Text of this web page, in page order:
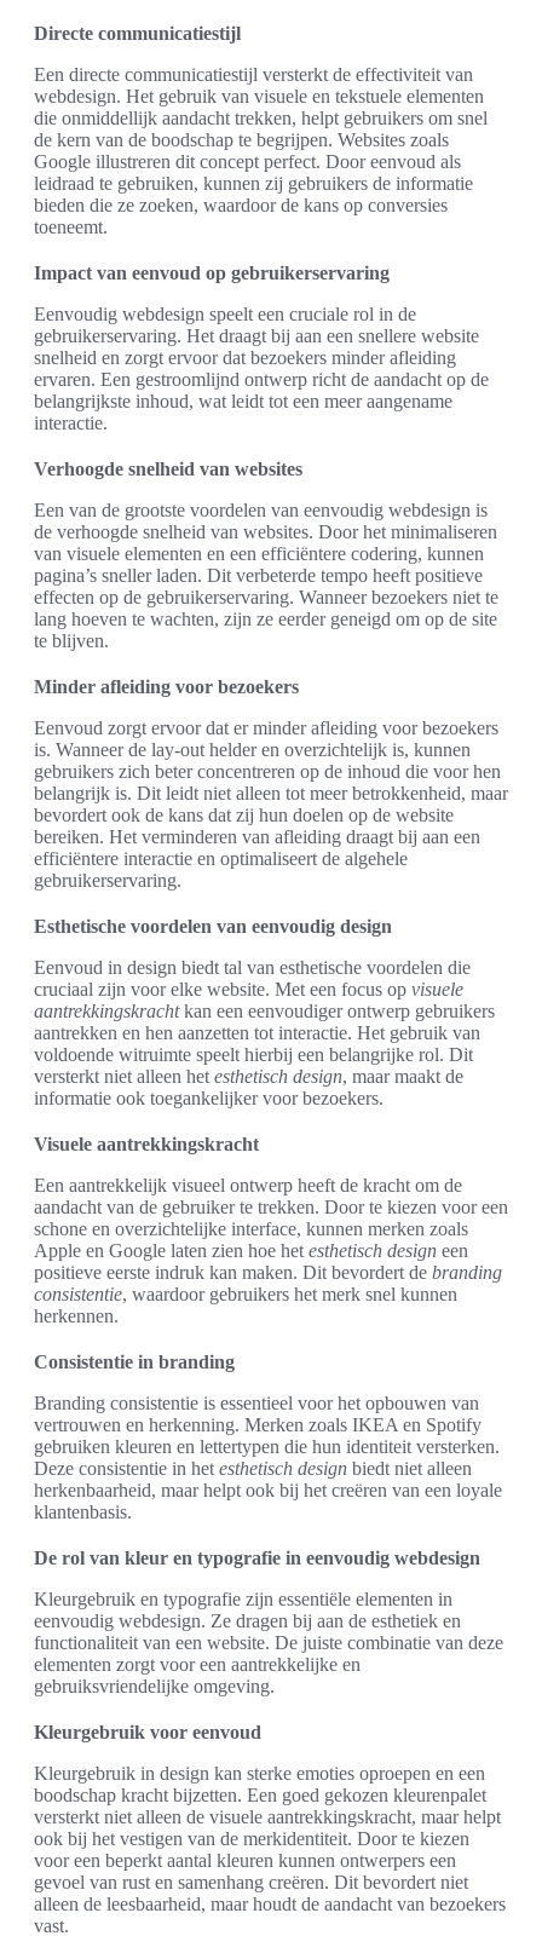
Directe communicatiestijl
Een directe communicatiestijl versterkt de effectiviteit van
webdesign. Het gebruik van visuele en tekstuele elementen
die onmiddellijk aandacht trekken, helpt gebruikers om snel
de kern van de boodschap te begrijpen. Websites zoals
Google illustreren dit concept perfect. Door eenvoud als
leidraad te gebruiken, kunnen zij gebruikers de informatie
bieden die ze zoeken, waardoor de kans op conversies
toeneemt.
Impact van eenvoud op gebruikerservaring
Eenvoudig webdesign speelt een cruciale rol in de
gebruikerservaring. Het draagt bij aan een snellere website
snelheid en zorgt ervoor dat bezoekers minder afleiding
ervaren. Een gestroomlijnd ontwerp richt de aandacht op de
belangrijkste inhoud, wat leidt tot een meer aangename
interactie.
Verhoogde snelheid van websites
Een van de grootste voordelen van eenvoudig webdesign is
de verhoogde snelheid van websites. Door het minimaliseren
van visuele elementen en een efficiëntere codering, kunnen
pagina’s sneller laden. Dit verbeterde tempo heeft positieve
effecten op de gebruikerservaring. Wanneer bezoekers niet te
lang hoeven te wachten, zijn ze eerder geneigd om op de site
te blijven.
Minder afleiding voor bezoekers
Eenvoud zorgt ervoor dat er minder afleiding voor bezoekers
is. Wanneer de lay-out helder en overzichtelijk is, kunnen
gebruikers zich beter concentreren op de inhoud die voor hen
belangrijk is. Dit leidt niet alleen tot meer betrokkenheid, maar
bevordert ook de kans dat zij hun doelen op de website
bereiken. Het verminderen van afleiding draagt bij aan een
efficiëntere interactie en optimaliseert de algehele
gebruikerservaring.
Esthetische voordelen van eenvoudig design
Eenvoud in design biedt tal van esthetische voordelen die
cruciaal zijn voor elke website. Met een focus op visuele
aantrekkingskrachtkan een eenvoudiger ontwerp gebruikers
aantrekken en hen aanzetten tot interactie. Het gebruik van
voldoende witruimte speelt hierbij een belangrijke rol. Dit
versterkt niet alleen het esthetisch design, maar maakt de
informatie ook toegankelijker voor bezoekers.
Visuele aantrekkingskracht
Een aantrekkelijk visueel ontwerp heeft de kracht om de
aandacht van de gebruiker te trekken. Door te kiezen voor een
schone en overzichtelijke interface, kunnen merken zoals
Apple en Google laten zien hoe het esthetisch design een
positieve eerste indruk kan maken. Dit bevordert de branding
consistentie, waardoor gebruikers het merk snel kunnen
herkennen.
Consistentie in branding
Branding consistentie is essentieel voor het opbouwen van
vertrouwen en herkenning. Merken zoals IKEA en Spotify
gebruiken kleuren en lettertypen die hun identiteit versterken.
Deze consistentie in het esthetisch design biedt niet alleen
herkenbaarheid, maar helpt ook bij het creëren van een loyale
klantenbasis.
De rol van kleur en typografie in eenvoudig webdesign
Kleurgebruik en typografie zijn essentiële elementen in
eenvoudig webdesign. Ze dragen bij aan de esthetiek en
functionaliteit van een website. De juiste combinatie van deze
elementen zorgt voor een aantrekkelijke en
gebruiksvriendelijke omgeving.
Kleurgebruik voor eenvoud
Kleurgebruik in design kan sterke emoties oproepen en een
boodschap kracht bijzetten. Een goed gekozen kleurenpalet
versterkt niet alleen de visuele aantrekkingskracht, maar helpt
ook bij het vestigen van de merkidentiteit. Door te kiezen
voor een beperkt aantal kleuren kunnen ontwerpers een
gevoel van rust en samenhang creëren. Dit bevordert niet
alleen de leesbaarheid, maar houdt de aandacht van bezoekers
vast.